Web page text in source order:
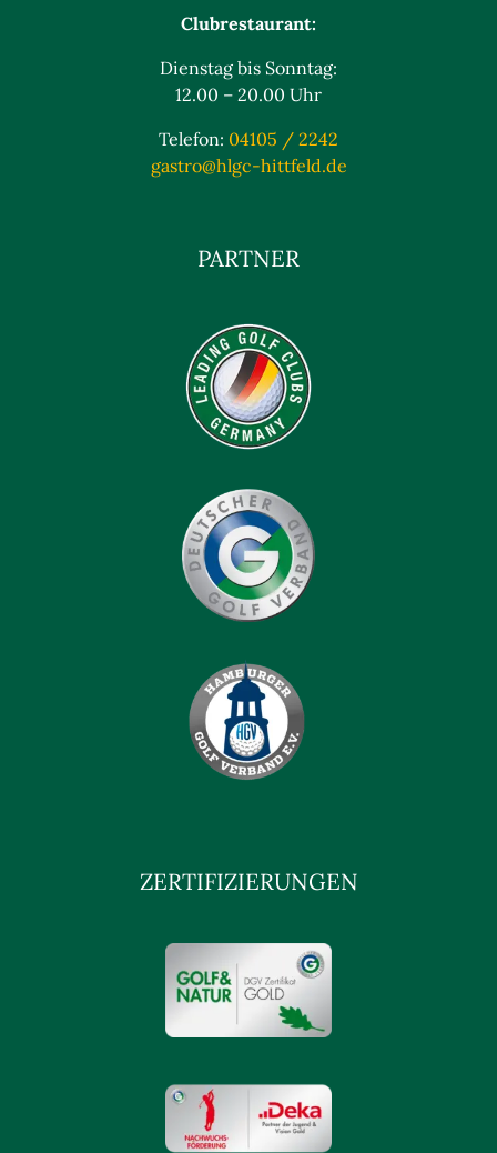
Clubrestaurant:
Dienstag bis Sonntag:
12.00 – 20.00 Uhr
Telefon: 04105 / 2242
gastro@hlgc-hittfeld.de
PARTNER
ZERTIFIZIERUNGEN